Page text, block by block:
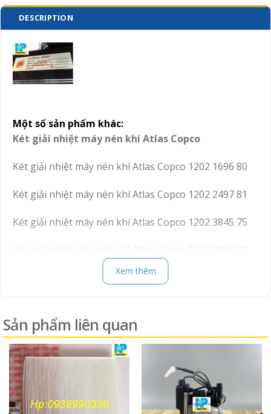
DESCRIPTION
Một số sản phẩm khác:
Két giải nhiệt máy nén khí Atlas Copco
Két giải nhiệt máy nén khí Atlas Copco 1202 1696 80
Két giải nhiệt máy nén khí Atlas Copco 1202 2497 81
Két giải nhiệt máy nén khí Atlas Copco 1202 3845 75
Két giải nhiệt máy nén khí Atlas Copco 1202 5235 01
Két giải nhiệt máy nén khí Atlas Copco 1202 5911 00
Két giải nhiệt máy nén khí Atlas Copco 1202 5942 00
Két giải nhiệt máy nén khí Atlas Copco 1202 5988 02
Xem thêm
Sản phẩm liên quan